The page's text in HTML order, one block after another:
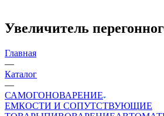
Увеличитель
Главная
—
Каталог
—
САМОГОНОВАРЕНИЕ
ЕМКОСТИ И СОПУТСТВУЮЩИЕ